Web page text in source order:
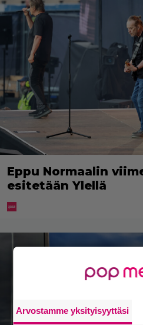
Eppu Normaalin
esitetään Ylellä
Arvostamme yksityisyyttäsi